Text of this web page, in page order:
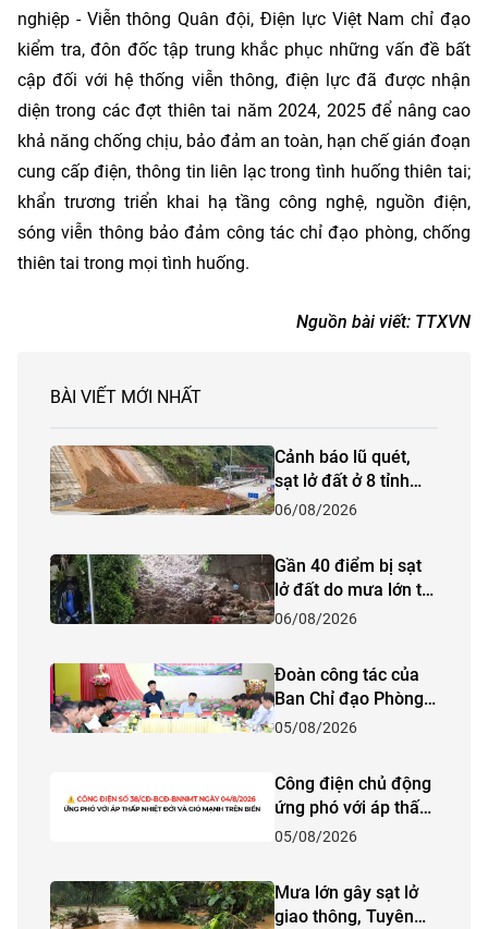
nghiệp - Viễn thông Quân đội, Điện lực Việt Nam chỉ đạo
kiểm tra, đôn đốc tập trung khắc phục những vấn đề bất
cập đối với hệ thống viễn thông, điện lực đã được nhận
diện trong các đợt thiên tai năm 2024, 2025 để nâng cao
khả năng chống chịu, bảo đảm an toàn, hạn chế gián đoạn
cung cấp điện, thông tin liên lạc trong tình huống thiên tai;
khẩn trương triển khai hạ tầng công nghệ, nguồn điện,
sóng viễn thông bảo đảm công tác chỉ đạo phòng, chống
thiên tai trong mọi tình huống.
Nguồn bài viết: TTXVN
BÀI VIẾT MỚI NHẤT
Cảnh báo lũ quét,
sạt lở đất ở 8 tỉnh
khu vực Bắc Bộ và
06/08/2026
Gần 40 điểm bị sạt
lở đất do mưa lớn tại
Lào Cai
06/08/2026
Đoàn công tác của
Ban Chỉ đạo Phòng
thủ dân sự quốc gia
phòng, chống thiên
tai và tìm kiếm cứu
nạn năm 2026 tại
tỉnh Lào Cai
05/08/2026
Công điện chủ động
ứng phó với áp thấp
nhiệt đới và gió
05/08/2026
Mưa lớn gây sạt lở
giao thông, Tuyên